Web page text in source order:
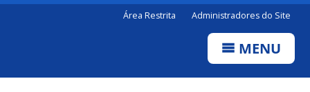
Área Restrita Administradores do Site
MENU